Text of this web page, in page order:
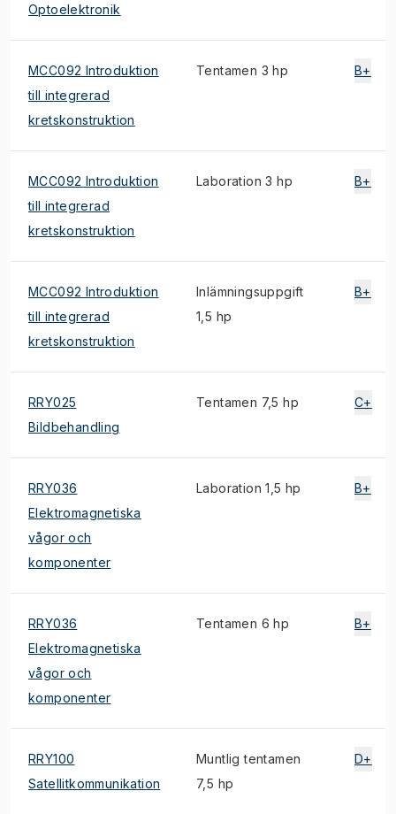
Optoelektronik
MCC092 Introduktion
till integrerad
kretskonstruktion
Tentamen 3 hp B+
MCC092 Introduktion
till integrerad
kretskonstruktion
Laboration 3 hp B+
MCC092 Introduktion
till integrerad
kretskonstruktion
Inlämningsuppgift
1,5 hp
B+
RRY025
Bildbehandling
Tentamen 7,5 hp C+
RRY036
Elektromagnetiska
vågor och
komponenter
Laboration 1,5 hp B+
RRY036
Elektromagnetiska
vågor och
komponenter
Tentamen 6 hp B+
RRY100
Satellitkommunikation
Muntlig tentamen
7,5 hp
D+